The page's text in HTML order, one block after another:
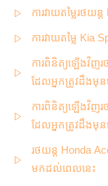
ការវាយតម្លៃរថយ
ការវាយតម្លៃ Kia
ការពិនិត្យឡើងវិញរ
ដែលអ្នកត្រូវដឹងមុ
ការពិនិត្យឡើងវិញរ
ដែលអ្នកត្រូវដឹងមុ
រថយន្ត Honda
មកដល់ពេលនេះ